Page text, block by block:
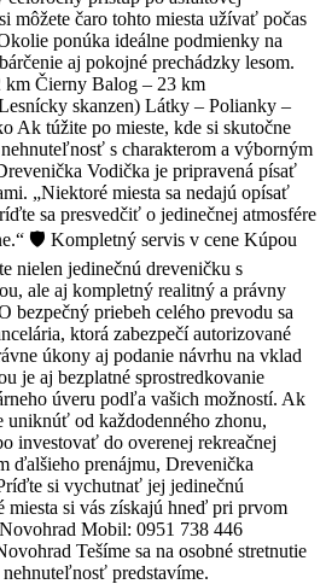
môžete čaro tohto miesta užívať počas
ponúka ideálne podmienky na
aj pokojné prechádzky lesom.
Čierny Balog – 23 km
skanzen) Látky – Polianky –
Ak túžite po mieste, kde si skutočne
s charakterom a výborným
Vodička je pripravená písať
„Niektoré miesta sa nedajú opísať
sa presvedčiť o jedinečnej atmosfére
🛡️ Kompletný servis v cene Kúpou
nielen jedinečnú dreveničku s
ale aj kompletný realitný a právny
bezpečný priebeh celého prevodu sa
ktorá zabezpečí autorizované
úkony aj podanie návrhu na vklad
je aj bezplatné sprostredkovanie
úveru podľa vašich možností. Ak
uniknúť od každodenného zhonu,
investovať do overenej rekreačnej
ďalšieho prenájmu, Drevenička
si vychutnať jej jedinečnú
miesta si vás získajú hneď pri prvom
Mobil: 0951 738 446
Tešíme sa na osobné stretnutie
predstavíme.